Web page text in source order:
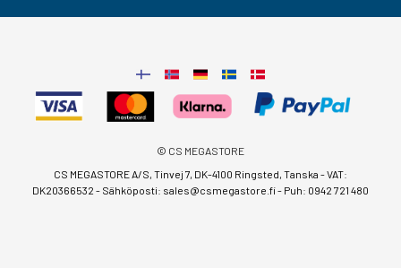
© CS MEGASTORE
CS MEGASTORE A/S, Tinvej 7, DK-4100 Ringsted, Tanska - VAT:
DK20366532 - Sähköposti: sales@csmegastore.fi- Puh: 0942 721 480